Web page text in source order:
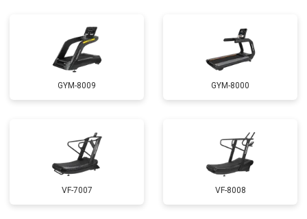
GYM-8009 GYM-8000
VF-7007 VF-8008